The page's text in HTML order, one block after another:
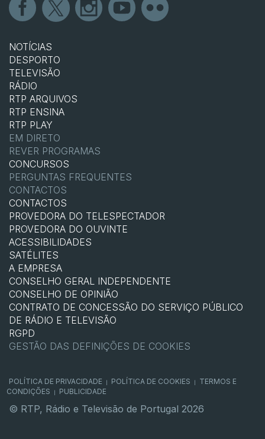
NOTÍCIAS
DESPORTO
TELEVISÃO
RÁDIO
RTP ARQUIVOS
RTP ENSINA
RTP PLAY
EM DIRETO
REVER PROGRAMAS
CONCURSOS
PERGUNTAS FREQUENTES
CONTACTOS
CONTACTOS
PROVEDORA DO TELESPECTADOR
PROVEDORA DO OUVINTE
ACESSIBILIDADES
SATÉLITES
A EMPRESA
CONSELHO GERAL INDEPENDENTE
CONSELHO DE OPINIÃO
CONTRATO DE CONCESSÃO DO SERVIÇO PÚBLICO
DE RÁDIO E TELEVISÃO
RGPD
GESTÃO DAS DEFINIÇÕES DE COOKIES
POLÍTICA DE PRIVACIDADE POLÍTICA DE COOKIES
TERMOS E
CONDIÇÕES
PUBLICIDADE
© RTP, Rádio e Televisão de Portugal 2026